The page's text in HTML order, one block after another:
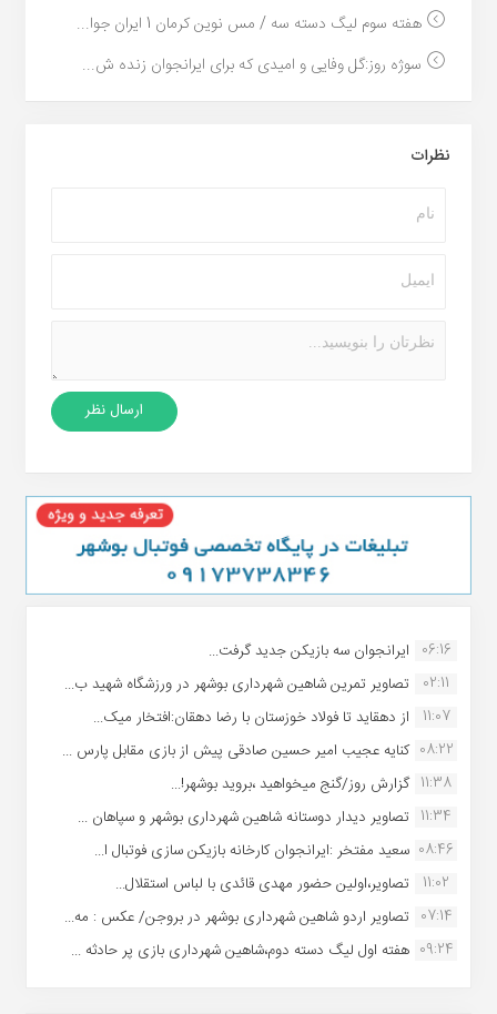
هفته سوم لیگ دسته سه / مس نوین کرمان 1 ایران جوا...
سوژه روز:گل وفایی و امیدی که برای ایرانجوان زنده ش...
نظرات
06:16 ایرانجوان سه بازیکن جدید گرفت...
02:11
تصاویر تمرین شاهین شهردارى بوشهر در ورزشگاه شهید ب...
11:07
از دهقاید تا فولاد خوزستان با رضا دهقان:افتخار میک...
08:22 کنایه عجیب امیر حسین صادقی پیش از بازی مقابل پارس ...
11:38 گزارش روز/گنج میخواهید ،بروید بوشهر!...
11:34 تصاویر دیدار دوستانه شاهین شهردارى بوشهر و سپاهان ...
08:46 سعید مفتخر :ایرانجوان کارخانه بازیکن سازی فوتبال ا...
11:02
تصاویر،اولین حضور مهدی قائدی با لباس استقلال...
07:14 تصاویر اردو شاهین شهرداری بوشهر در بروجن/ عکس : مه...
09:24 هفته اول لیگ دسته دوم،شاهین شهرداری بازی پر حادثه ...